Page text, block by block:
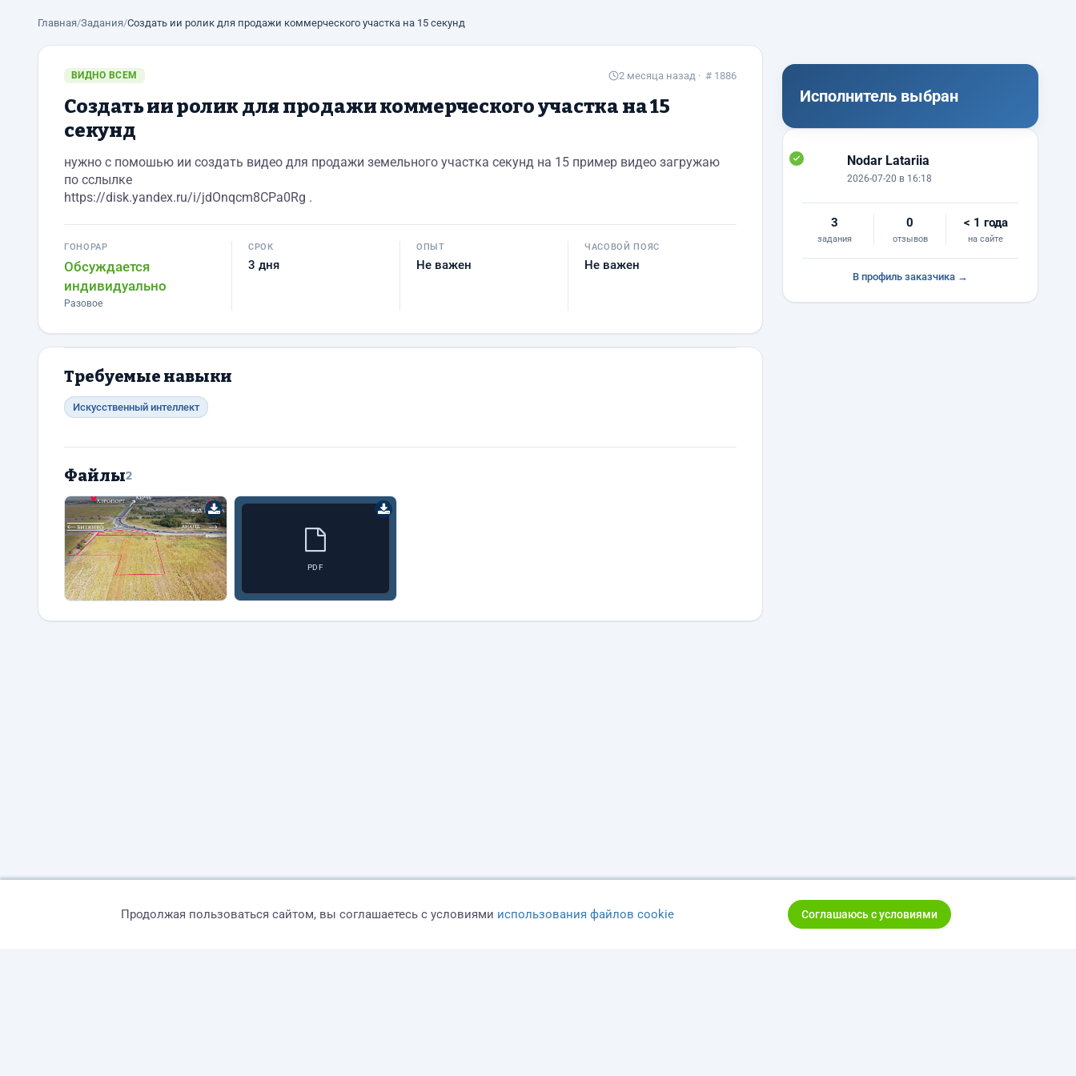
Главная/Задания/Создать ии ролик для продажи коммерческого участка на 15 секунд
ВИДНО ВСЕМ 2 месяца назад · # 1886
Создать ии ролик для продажи коммерческого участка на 15
секунд
нужно с помошью ии создать видео для продажи земельного участка секунд на 15 пример видео загружаю
по сслылке
https://disk.yandex.ru/i/jdOnqcm8CPa0Rg .
ГОНОРАР
Обсуждается
индивидуально
Разовое
СРОК
3 дня
ОПЫТ
Не важен
ЧАСОВОЙ ПОЯС
Не важен
Требуемые навыки
Искусственный интеллект
Файлы2
PDF
Исполнитель выбран
Nodar Latariia
2026-07-20 в 16:18
3
задания
0
отзывов
< 1 года
на сайте
В профиль заказчика →
Продолжая пользоваться сайтом, вы соглашаетесь с условиями использования файлов cookie Соглашаюсь с условиями